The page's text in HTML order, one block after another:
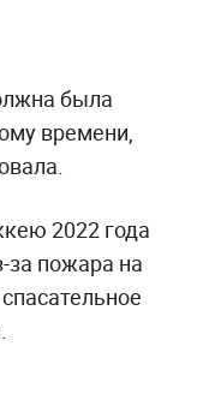
была
времени,
2022 года
за пожара на